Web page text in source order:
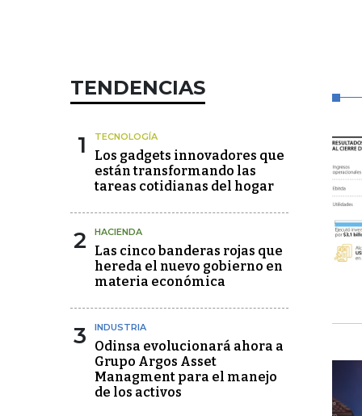
TENDENCIAS
1 TECNOLOGÍA
Los gadgets innovadores que
están transformando las
tareas cotidianas del hogar
2 HACIENDA
Las cinco banderas rojas que
hereda el nuevo gobierno en
materia económica
3 INDUSTRIA
Odinsa evolucionará ahora a
Grupo Argos Asset
Managment para el manejo
de los activos